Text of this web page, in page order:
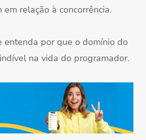
relação à concorrência.
entenda por que o domínio do
na vida do programador.